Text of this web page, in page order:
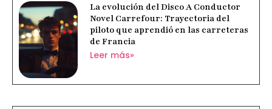
La evolución del Disco A Conductor
Novel Carrefour: Trayectoria del
piloto que aprendió en las carreteras
de Francia
Leer más»